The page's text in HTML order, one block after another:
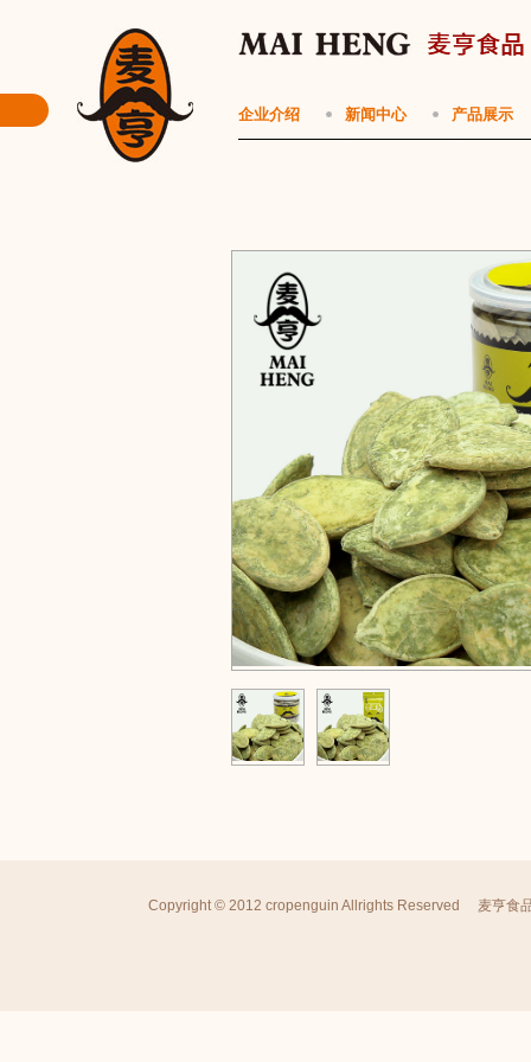
企业介绍 新闻中心 产品展示
Copyright © 2012 cropenguin Allrights Reserved 麦亨